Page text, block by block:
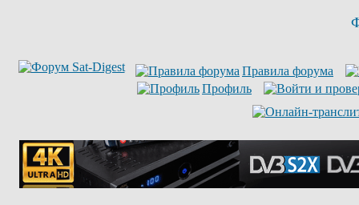
Правила форума
Профиль